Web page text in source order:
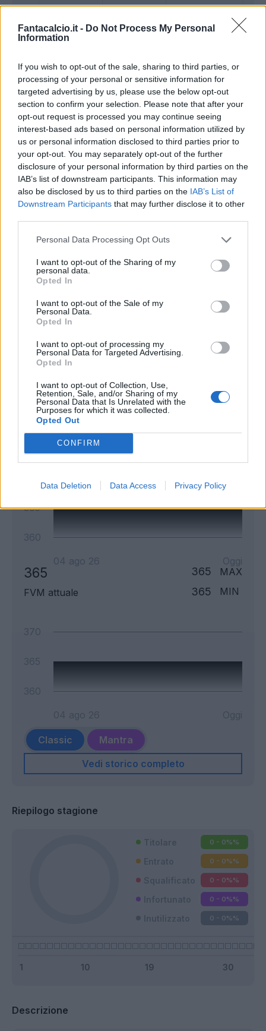
Fantacalcio.it - Do Not Process My Personal
Information
If you wish to opt-out of the sale, sharing to third parties, or
processing of your personal or sensitive information for
targeted advertising by us, please use the below opt-out
section to confirm your selection. Please note that after your
opt-out request is processed you may continue seeing
interest-based ads based on personal information utilized by
us or personal information disclosed to third parties prior to
your opt-out. You may separately opt-out of the further
disclosure of your personal information by third parties on the
IAB’s list of downstream participants. This information may
also be disclosed by us to third parties on the IAB’s List of
Downstream Participants that may further disclose it to other
Personal Data Processing Opt Outs
I want to opt-out of the Sharing of my
personal data.
Opted In
I want to opt-out of the Sale of my
Personal Data.
Opted In
I want to opt-out of processing my
Personal Data for Targeted Advertising.
Opted In
I want to opt-out of Collection, Use,
Retention, Sale, and/or Sharing of my
Personal Data that Is Unrelated with the
Purposes for which it was collected.
Opted Out
CONFIRM
Data Deletion Data Access Privacy Policy
Bonus Malus
voto
Quotazioni
Classic
Andamento FantaValore di Mercato
365
FVM attuale
365
360
04 ago 26
Oggi
365
FVM attuale
365 MAX
365 MIN
370
Classic
Mantra
Vedi storico completo
Riepilogo stagione
0 - 0%%
0 - 0%%
0 - 0%%
0 - 0%%
0 - 0%%
Descrizione